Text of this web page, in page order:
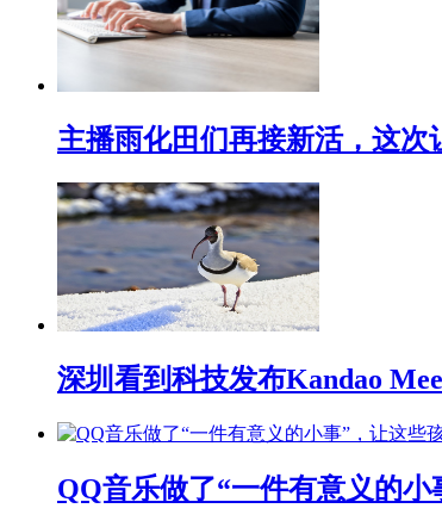
主播雨化田们再接新活，这次
深圳看到科技发布Kandao
QQ音乐做了“一件有意义的